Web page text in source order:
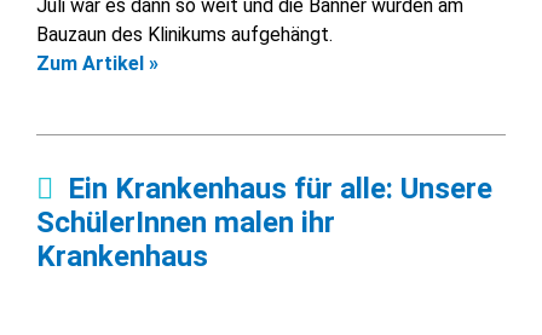
Juli war es dann so weit und die Banner wurden am
Bauzaun des Klinikums aufgehängt.
Zum Artikel »
Ein Krankenhaus für alle: Unsere
SchülerInnen malen ihr
Krankenhaus